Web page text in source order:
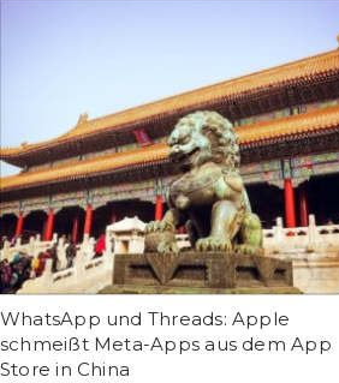
WhatsApp und Threads: Apple
schmeißt Meta-Apps aus dem App
Store in China